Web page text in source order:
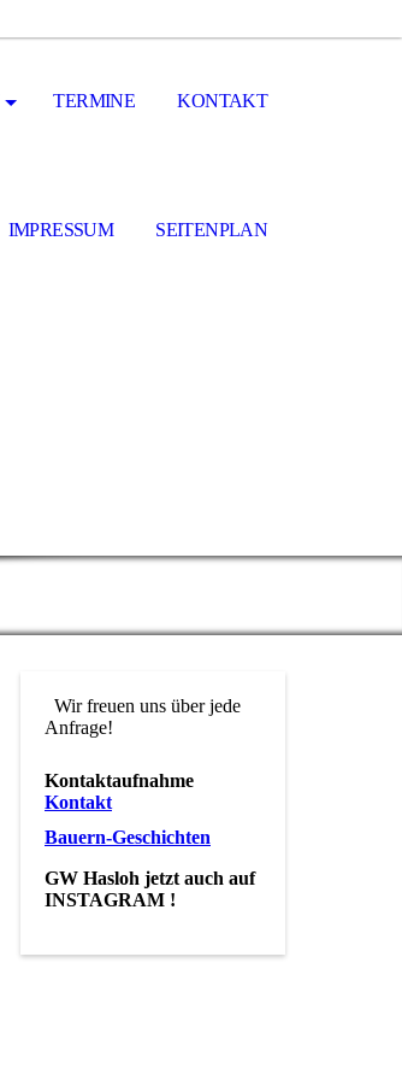
TERMINE KONTAKT
IMPRESSUM SEITENPLAN
Wir freuen uns über jede
Anfrage!
Kontaktaufnahme
Kontakt
Bauern-Geschichten
GW Hasloh jetzt auch auf
INSTAGRAM !